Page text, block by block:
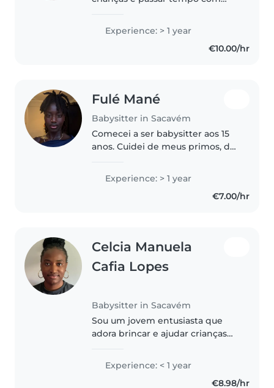
e de tratar as crianças sempre
com muito respeito e cuidado.
Experience: > 1 year
€10.00/hr
Fulé Mané
Babysitter in Sacavém
Comecei a ser babysitter aos 15
anos. Cuidei de meus primos, do
dos meus vizinhos. Atualmente
estou a estudar. No meu tempo
livre gostaria de ser babysitter..
Experience: > 1 year
€7.00/hr
Celcia Manuela
Cafia Lopes
Babysitter in Sacavém
Sou um jovem entusiasta que
adora brincar e ajudar crianças
trabalhos de casa. Disponível
Experience: < 1 year
€8.98/hr